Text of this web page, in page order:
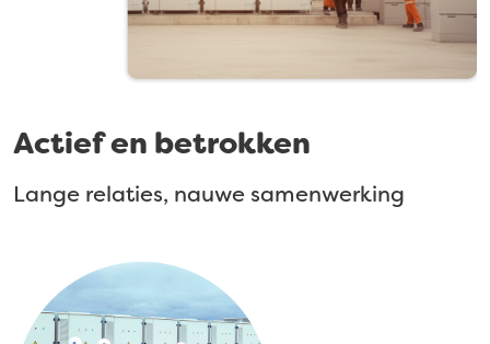
Actief en betrokken
Lange relaties, nauwe samenwerking